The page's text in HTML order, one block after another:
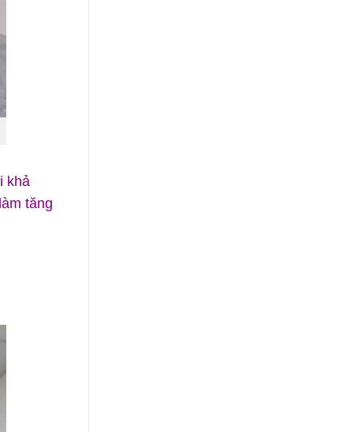
khả
tăng